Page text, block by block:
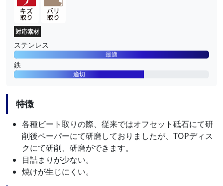
対応素材
ステンレス
最適
鉄
適切
特徴
各種ビート取りの際、従来ではオフセット砥石にて研
削後ペーパーにて研磨しておりましたが、TOPディス
クにて研削、研磨ができます。
目詰まりが少ない。
焼けが生じにくい。